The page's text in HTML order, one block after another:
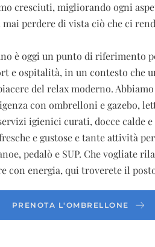
cresciuti, migliorando ogni
mai perdere di vista ciò che ci
è oggi un punto di riferimento
e ospitalità, in un contesto che
del relax moderno.
con ombrelloni e gazebo,
igienici curati, docce calde e
e gustose e tante attività
pedalò e SUP. Che vogliate
con energia, qui troverete il
PRENOTA L'OMBRELLONE